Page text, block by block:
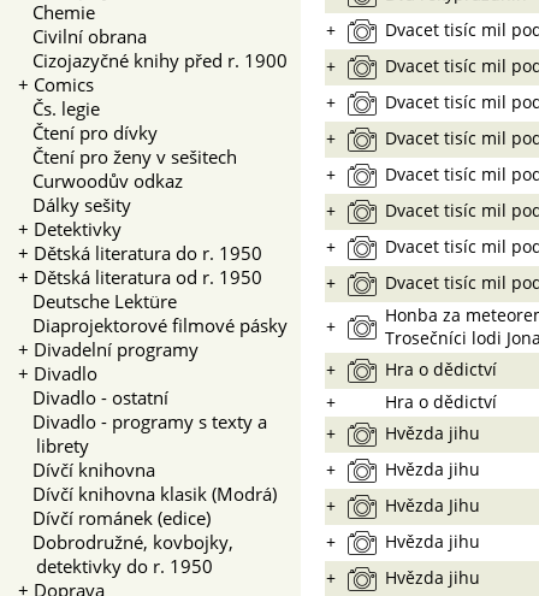
Chemie
Civilní obrana
Cizojazyčné knihy před r. 1900
+ Comics
Čs. legie
Čtení pro dívky
Čtení pro ženy v sešitech
Curwoodův odkaz
Dálky sešity
+ Detektivky
+ Dětská literatura do r. 1950
+ Dětská literatura od r. 1950
Deutsche Lektüre
Diaprojektorové filmové pásky
+ Divadelní programy
+ Divadlo
Divadlo - ostatní
Divadlo - programy s texty a
librety
Dívčí knihovna
Dívčí knihovna klasik (Modrá)
Dívčí románek (edice)
Dobrodružné, kovbojky,
detektivky do r. 1950
+ Doprava
+
Dvacet tisíc mil
+
Dvacet tisíc mil
+
Dvacet tisíc mil
+
Dvacet tisíc mil
+
Dvacet tisíc mil
+
Dvacet tisíc mil
+
Dvacet tisíc mil
+
Dvacet tisíc mil
+
Honba za
Trosečníci lodi
+
Hra o dědictví
+
Hra o dědictví
+
Hvězda jihu
+
Hvězda jihu
+
Hvězda Jihu
+
Hvězda jihu
+
Hvězda jihu